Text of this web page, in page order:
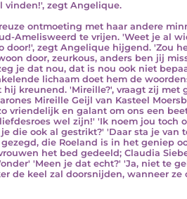
zegt Angelique.
ontmoeting met haar andere
Amelisweerd te vrijen. 'Weet je al
door!', zegt Angelique hijgend. 'Zou
door, zeurkous, anders ben jij
je dat nou, dat is nou ook niet
lichaam doet hem de
kreunend. 'Mireille?', vraagt zij met
Mireille Geijl van Kasteel
vriendelijk en galant om ons een
wel zijn!' 'Ik noem jou toch
die ook al gestrikt?' 'Daar sta je van
die Roeland is in het geniep
het bed gedeeld; Claudia
'Meen je dat echt?' 'Ja, niet te
de keel zal doorsnijden, wanneer ze